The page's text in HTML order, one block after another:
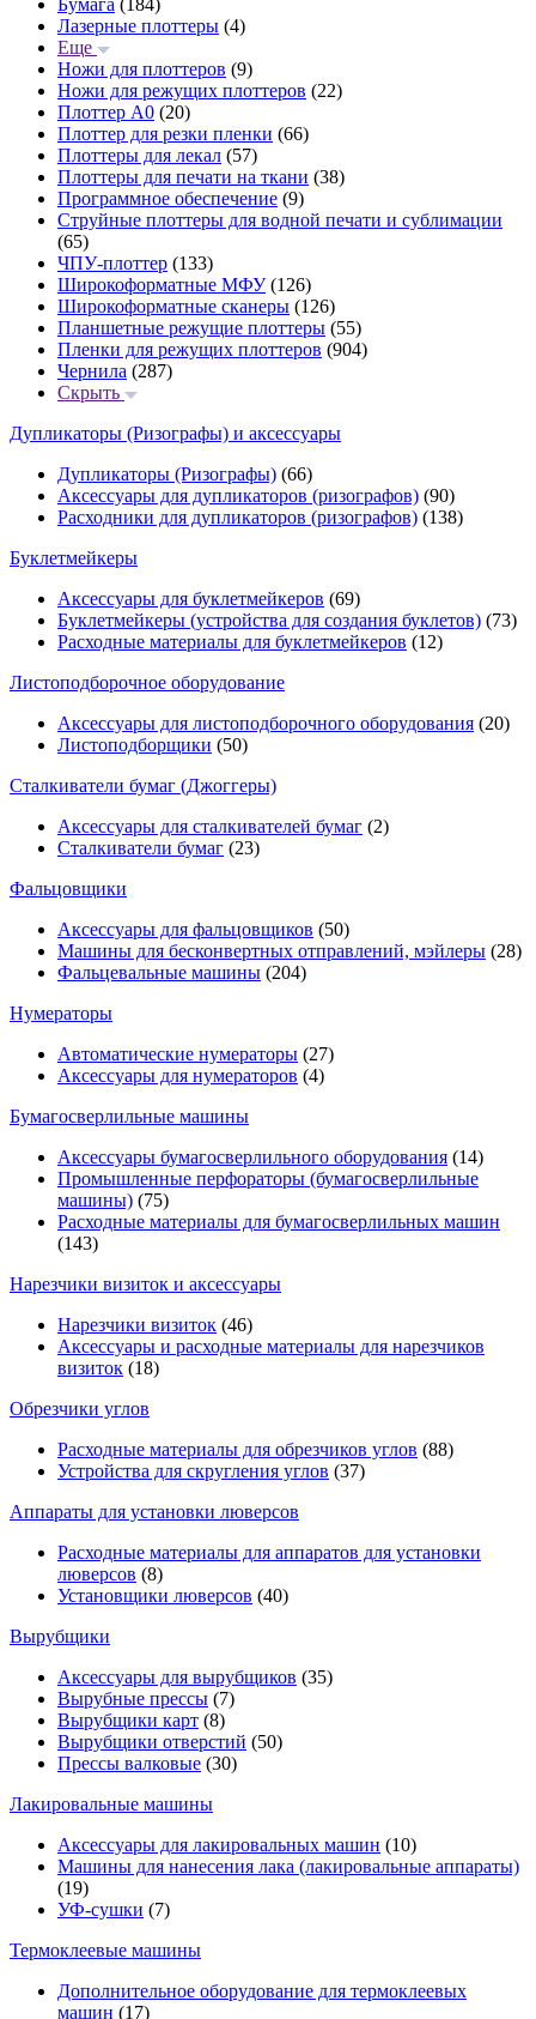
Бумага (184)
Лазерные плоттеры (4)
Еще
Ножи для плоттеров (9)
Ножи для режущих плоттеров (22)
Плоттер А0 (20)
Плоттер для резки пленки (66)
Плоттеры для лекал (57)
Плоттеры для печати на ткани (38)
Программное обеспечение (9)
Струйные плоттеры для водной печати и сублимации
(65)
ЧПУ-плоттер (133)
Широкоформатные МФУ(126)
Широкоформатные сканеры (126)
Планшетные режущие плоттеры (55)
Пленки для режущих плоттеров (904)
Чернила (287)
Скрыть
Дупликаторы (Ризографы) и аксессуары
Дупликаторы (Ризографы) (66)
Аксессуары для дупликаторов (ризографов) (90)
Расходники для дупликаторов (ризографов) (138)
Буклетмейкеры
Аксессуары для буклетмейкеров (69)
Буклетмейкеры (устройства для создания буклетов) (73)
Расходные материалы для буклетмейкеров (12)
Листоподборочное оборудование
Аксессуары для листоподборочного оборудования (20)
Листоподборщики (50)
Сталкиватели бумаг (Джоггеры)
Аксессуары для сталкивателей бумаг (2)
Сталкиватели бумаг (23)
Фальцовщики
Аксессуары для фальцовщиков (50)
Машины для бесконвертных отправлений, мэйлеры (28)
Фальцевальные машины (204)
Нумераторы
Автоматические нумераторы (27)
Аксессуары для нумераторов (4)
Бумагосверлильные машины
Аксессуары бумагосверлильного оборудования (14)
Промышленные перфораторы (бумагосверлильные
машины) (75)
Расходные материалы для бумагосверлильных машин
(143)
Нарезчики визиток и аксессуары
Нарезчики визиток (46)
Аксессуары и расходные материалы для нарезчиков
визиток (18)
Обрезчики углов
Расходные материалы для обрезчиков углов (88)
Устройства для скругления углов (37)
Аппараты для установки люверсов
Расходные материалы для аппаратов для установки
люверсов (8)
Установщики люверсов (40)
Вырубщики
Аксессуары для вырубщиков (35)
Вырубные прессы (7)
Вырубщики карт (8)
Вырубщики отверстий (50)
Прессы валковые (30)
Лакировальные машины
Аксессуары для лакировальных машин (10)
Машины для нанесения лака (лакировальные аппараты)
(19)
УФ-сушки (7)
Термоклеевые машины
Дополнительное оборудование для термоклеевых
машин (17)